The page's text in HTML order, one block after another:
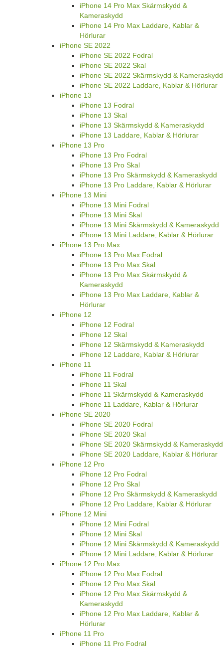
iPhone 14 Pro Max Skärmskydd &
Kameraskydd
iPhone 14 Pro Max Laddare, Kablar &
Hörlurar
iPhone SE 2022
iPhone SE 2022 Fodral
iPhone SE 2022 Skal
iPhone SE 2022 Skärmskydd & Kameraskydd
iPhone SE 2022 Laddare, Kablar & Hörlurar
iPhone 13
iPhone 13 Fodral
iPhone 13 Skal
iPhone 13 Skärmskydd & Kameraskydd
iPhone 13 Laddare, Kablar & Hörlurar
iPhone 13 Pro
iPhone 13 Pro Fodral
iPhone 13 Pro Skal
iPhone 13 Pro Skärmskydd & Kameraskydd
iPhone 13 Pro Laddare, Kablar & Hörlurar
iPhone 13 Mini
iPhone 13 Mini Fodral
iPhone 13 Mini Skal
iPhone 13 Mini Skärmskydd & Kameraskydd
iPhone 13 Mini Laddare, Kablar & Hörlurar
iPhone 13 Pro Max
iPhone 13 Pro Max Fodral
iPhone 13 Pro Max Skal
iPhone 13 Pro Max Skärmskydd &
Kameraskydd
iPhone 13 Pro Max Laddare, Kablar &
Hörlurar
iPhone 12
iPhone 12 Fodral
iPhone 12 Skal
iPhone 12 Skärmskydd & Kameraskydd
iPhone 12 Laddare, Kablar & Hörlurar
iPhone 11
iPhone 11 Fodral
iPhone 11 Skal
iPhone 11 Skärmskydd & Kameraskydd
iPhone 11 Laddare, Kablar & Hörlurar
iPhone SE 2020
iPhone SE 2020 Fodral
iPhone SE 2020 Skal
iPhone SE 2020 Skärmskydd & Kameraskydd
iPhone SE 2020 Laddare, Kablar & Hörlurar
iPhone 12 Pro
iPhone 12 Pro Fodral
iPhone 12 Pro Skal
iPhone 12 Pro Skärmskydd & Kameraskydd
iPhone 12 Pro Laddare, Kablar & Hörlurar
iPhone 12 Mini
iPhone 12 Mini Fodral
iPhone 12 Mini Skal
iPhone 12 Mini Skärmskydd & Kameraskydd
iPhone 12 Mini Laddare, Kablar & Hörlurar
iPhone 12 Pro Max
iPhone 12 Pro Max Fodral
iPhone 12 Pro Max Skal
iPhone 12 Pro Max Skärmskydd &
Kameraskydd
iPhone 12 Pro Max Laddare, Kablar &
Hörlurar
iPhone 11 Pro
iPhone 11 Pro Fodral